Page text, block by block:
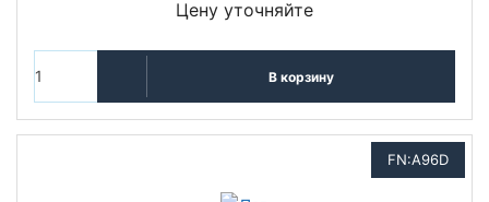
Цену уточняйте
В корзину
FN:A96D